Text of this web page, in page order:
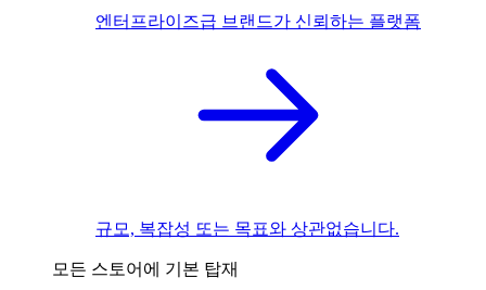
엔터프라이즈급 브랜드가 신뢰하는 플랫폼
규모, 복잡성 또는 목표와 상관없습니다.
모든 스토어에 기본 탑재